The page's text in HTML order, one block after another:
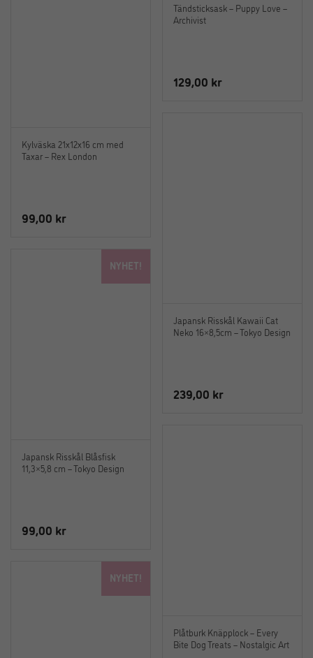
Tändsticksask – Puppy Love –
Archivist
129,00 kr
Kylväska 21x12x16 cm med
Taxar – Rex London
99,00 kr
Japansk Risskål Kawaii Cat
Neko 16×8,5cm – Tokyo Design
239,00 kr
NYHET!
Japansk Risskål Blåsfisk
11,3×5,8 cm – Tokyo Design
99,00 kr
Plåtburk Knäpplock – Every
Bite Dog Treats – Nostalgic Art
NYHET!